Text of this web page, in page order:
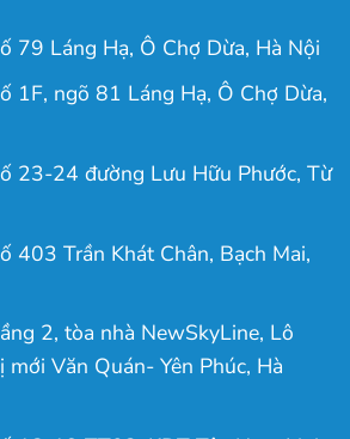
79 Láng Hạ, Ô Chợ Dừa, Hà Nội
1F, ngõ 81 Láng Hạ, Ô Chợ Dừa,
23-24 đường Lưu Hữu Phước, Từ
403 Trần Khát Chân, Bạch Mai,
2, tòa nhà NewSkyLine, Lô
Văn Quán- Yên Phúc, Hà